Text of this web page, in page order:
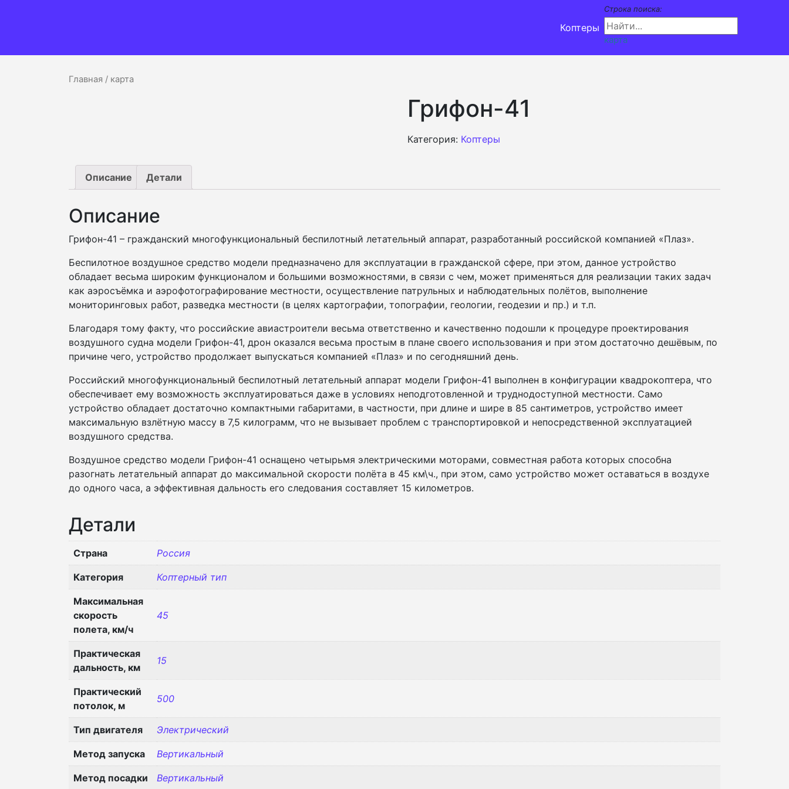
Коптеры
Строка поиска:
карта
Главная / карта
Грифон-41
Категория: Коптеры
Описание Детали
Описание
Грифон-41 – гражданский многофункциональный беспилотный летательный аппарат, разработанный российской компанией «Плаз».
Беспилотное воздушное средство модели предназначено для эксплуатации в гражданской сфере, при этом, данное устройство
обладает весьма широким функционалом и большими возможностями, в связи с чем, может применяться для реализации таких задач
как аэросъёмка и аэрофотографирование местности, осуществление патрульных и наблюдательных полётов, выполнение
мониторинговых работ, разведка местности (в целях картографии, топографии, геологии, геодезии и пр.) и т.п.
Благодаря тому факту, что российские авиастроители весьма ответственно и качественно подошли к процедуре проектирования
воздушного судна модели Грифон-41, дрон оказался весьма простым в плане своего использования и при этом достаточно дешёвым, по
причине чего, устройство продолжает выпускаться компанией «Плаз» и по сегодняшний день.
Российский многофункциональный беспилотный летательный аппарат модели Грифон-41 выполнен в конфигурации квадрокоптера, что
обеспечивает ему возможность эксплуатироваться даже в условиях неподготовленной и труднодоступной местности. Само
устройство обладает достаточно компактными габаритами, в частности, при длине и шире в 85 сантиметров, устройство имеет
максимальную взлётную массу в 7,5 килограмм, что не вызывает проблем с транспортировкой и непосредственной эксплуатацией
воздушного средства.
Воздушное средство модели Грифон-41 оснащено четырьмя электрическими моторами, совместная работа которых способна
разогнать летательный аппарат до максимальной скорости полёта в 45 км\ч., при этом, само устройство может оставаться в воздухе
до одного часа, а эффективная дальность его следования составляет 15 километров.
Детали
Страна Россия
Категория Коптерный тип
Максимальная
скорость
полета, км/ч
45
Практическая
дальность, км
15
Практический
потолок, м
500
Тип двигателя Электрический
Метод запуска Вертикальный
Метод посадки Вертикальный